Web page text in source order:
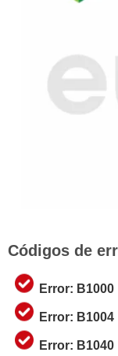
Códigos de
Error: B1000
Error: B1004
Error: B1040